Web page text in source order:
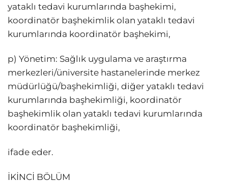
yataklı tedavi kurumlarında başhekimi,
koordinatör başhekimlik olan yataklı tedavi
kurumlarında koordinatör başhekimi,
p) Yönetim: Sağlık uygulama ve araştırma
merkezleri/üniversite hastanelerinde merkez
müdürlüğü/başhekimliği, diğer yataklı tedavi
kurumlarında başhekimliği, koordinatör
başhekimlik olan yataklı tedavi kurumlarında
koordinatör başhekimliği,
ifade eder.
İKİNCİ BÖLÜM